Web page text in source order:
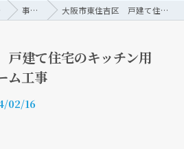
事例/ブログ 大阪市東住吉区 戸建て住宅のキッチン用蛇口取替リフォーム工事
建て住宅のキッチン用
ム工事
02/16